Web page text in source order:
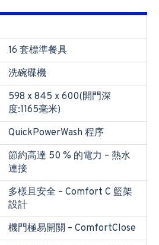
16 套標準餐具
洗碗碟機
598 x 845 x 600(開門深
度:1165毫米)
QuickPowerWash 程序
節約高達 50 % 的電力 – 熱水
連接
多樣且安全 – Comfort C 籃架
設計
機門極易開關 – ComfortClose